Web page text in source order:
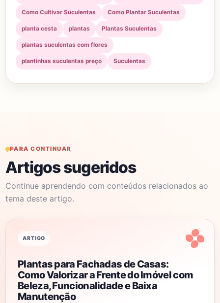
Como Cultivar Suculentas Como Plantar Suculentas
planta cesta plantas Plantas Suculentas
plantas suculentas com flores
plantinhas suculentas preço Suculentas
PARA CONTINUAR
Artigos sugeridos
Continue aprendendo com conteúdos relacionados ao
tema deste artigo.
ARTIGO
Plantas para Fachadas de Casas:
Como Valorizar a Frente do Imóvel com
Beleza, Funcionalidade e Baixa
Manutenção